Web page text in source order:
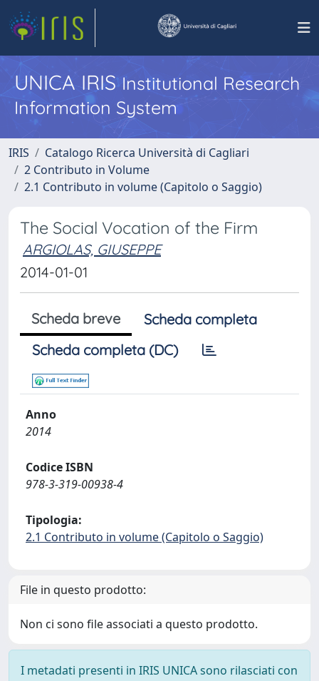
UNICA IRISInstitutional Research
Information System
IRIS
Catalogo Ricerca Università di Cagliari
2 Contributo in Volume
2.1 Contributo in volume (Capitolo o Saggio)
The Social Vocation of the Firm
ARGIOLAS, GIUSEPPE
2014-01-01
Scheda breve
Scheda completa
Scheda completa (DC)
Anno
2014
Codice ISBN
978-3-319-00938-4
Tipologia:
2.1 Contributo in volume (Capitolo o Saggio)
File in questo prodotto:
Non ci sono file associati a questo prodotto.
I metadati presenti in IRIS UNICA sono rilasciati con